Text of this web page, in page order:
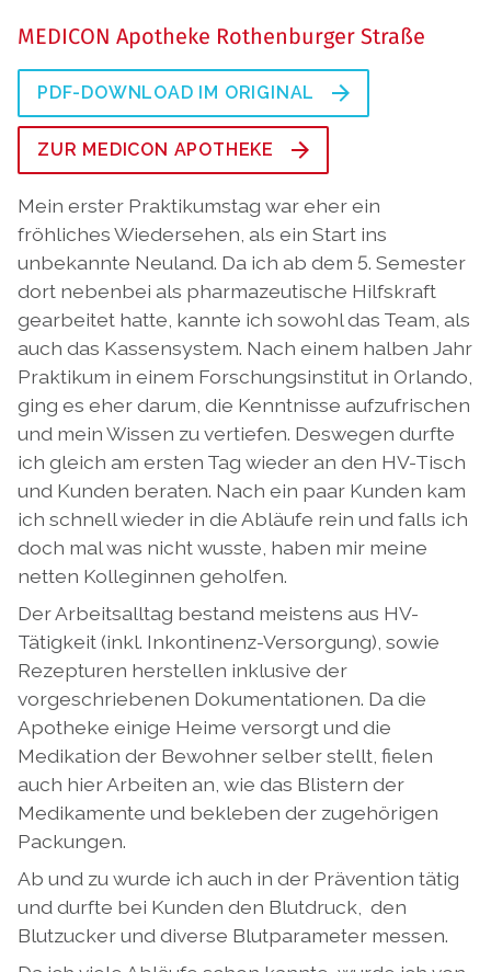
MEDICON Apotheke Rothenburger Straße
PDF-DOWNLOAD IM ORIGINAL
ZUR MEDICON APOTHEKE
Mein erster Praktikumstag war eher ein
fröhliches Wiedersehen, als ein Start ins
unbekannte Neuland. Da ich ab dem 5. Semester
dort nebenbei als pharmazeutische Hilfskraft
gearbeitet hatte, kannte ich sowohl das Team, als
auch das Kassensystem. Nach einem halben Jahr
Praktikum in einem Forschungsinstitut in Orlando,
ging es eher darum, die Kenntnisse aufzufrischen
und mein Wissen zu vertiefen. Deswegen durfte
ich gleich am ersten Tag wieder an den HV-Tisch
und Kunden beraten. Nach ein paar Kunden kam
ich schnell wieder in die Abläufe rein und falls ich
doch mal was nicht wusste, haben mir meine
netten Kolleginnen geholfen.
Der Arbeitsalltag bestand meistens aus HV-
Tätigkeit (inkl. Inkontinenz-Versorgung), sowie
Rezepturen herstellen inklusive der
vorgeschriebenen Dokumentationen. Da die
Apotheke einige Heime versorgt und die
Medikation der Bewohner selber stellt, fielen
auch hier Arbeiten an, wie das Blistern der
Medikamente und bekleben der zugehörigen
Packungen.
Ab und zu wurde ich auch in der Prävention tätig
und durfte bei Kunden den Blutdruck, den
Blutzucker und diverse Blutparameter messen.